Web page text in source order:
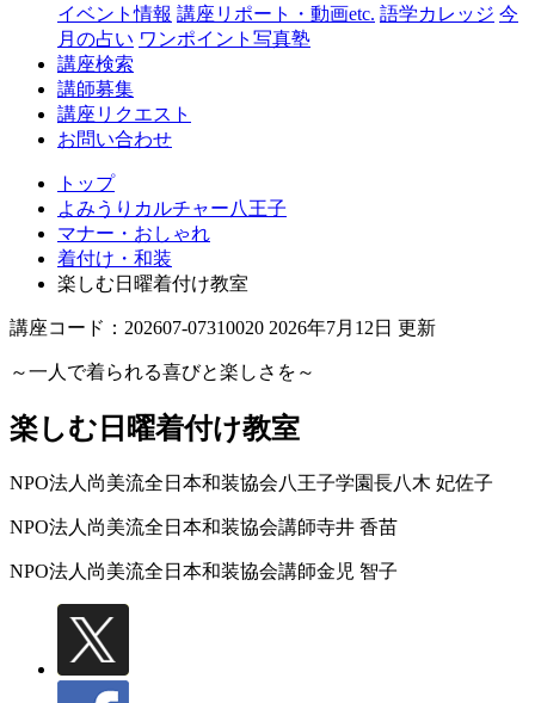
イベント情報 講座リポート・動画etc. 語学カレッジ 今
月の占い ワンポイント写真塾
講座検索
講師募集
講座リクエスト
お問い合わせ
トップ
よみうりカルチャー八王子
マナー・おしゃれ
着付け・和装
楽しむ日曜着付け教室
講座コード：202607-07310020 2026年7月12日 更新
～一人で着られる喜びと楽しさを～
楽しむ日曜着付け教室
NPO法人尚美流全日本和装協会八王子学園長八木 妃佐子
NPO法人尚美流全日本和装協会講師寺井 香苗
NPO法人尚美流全日本和装協会講師金児 智子